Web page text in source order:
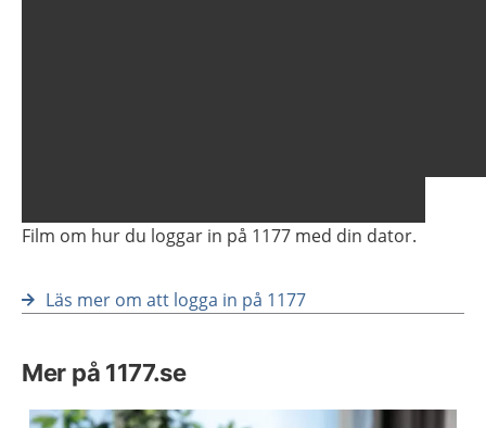
Film om hur du loggar in på 1177 med din dator.
Läs mer om att logga in på 1177
Mer på 1177.se